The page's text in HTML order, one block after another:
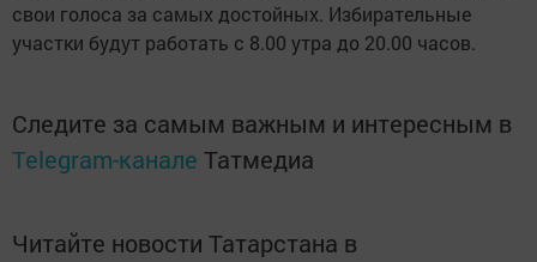
свои голоса за самых достойных. Избирательные
участки будут работать с 8.00 утра до 20.00 часов.
Следите за самым важным и интересным в
Telegram-канале Татмедиа
Читайте новости Татарстана в